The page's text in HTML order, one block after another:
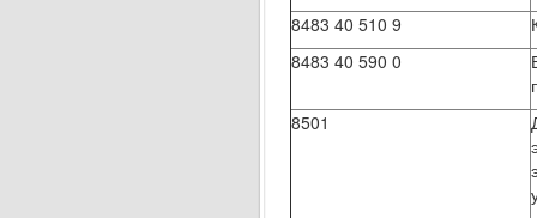
8483 40 510 9
8483 40 590 0
8501